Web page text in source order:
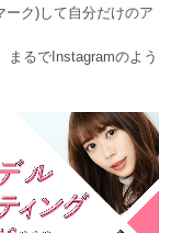
ーク)して自分だけのア
まるでInstagramのよう